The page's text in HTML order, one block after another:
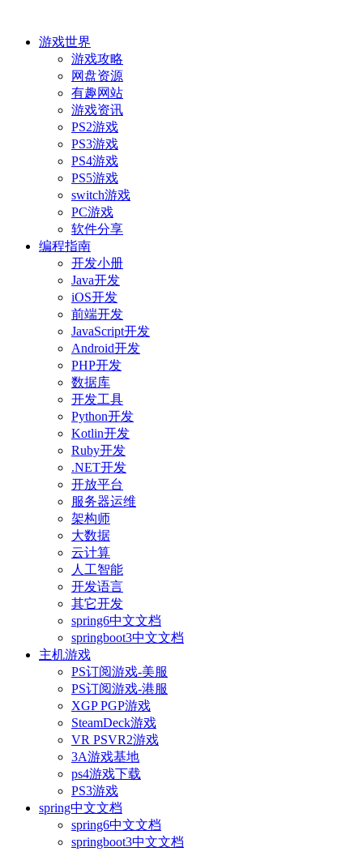
游戏世界
游戏攻略
网盘资源
有趣网站
游戏资讯
PS2游戏
PS3游戏
PS4游戏
PS5游戏
switch游戏
PC游戏
软件分享
编程指南
开发小册
Java开发
iOS开发
前端开发
JavaScript开发
Android开发
PHP开发
数据库
开发工具
Python开发
Kotlin开发
Ruby开发
.NET开发
开放平台
服务器运维
架构师
大数据
云计算
人工智能
开发语言
其它开发
spring6中文文档
springboot3中文文档
主机游戏
PS订阅游戏-美服
PS订阅游戏-港服
XGP PGP游戏
SteamDeck游戏
VR PSVR2游戏
3A游戏基地
ps4游戏下载
PS3游戏
spring中文文档
spring6中文文档
springboot3中文文档